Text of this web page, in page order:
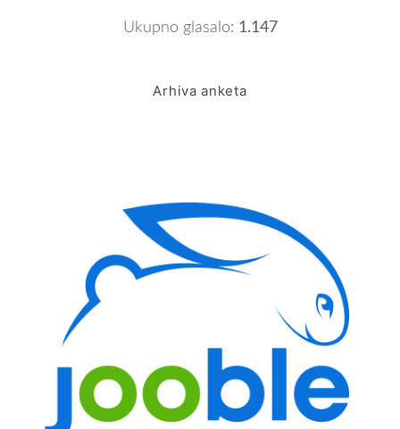
Ukupno glasalo: 1.147
Arhiva anketa